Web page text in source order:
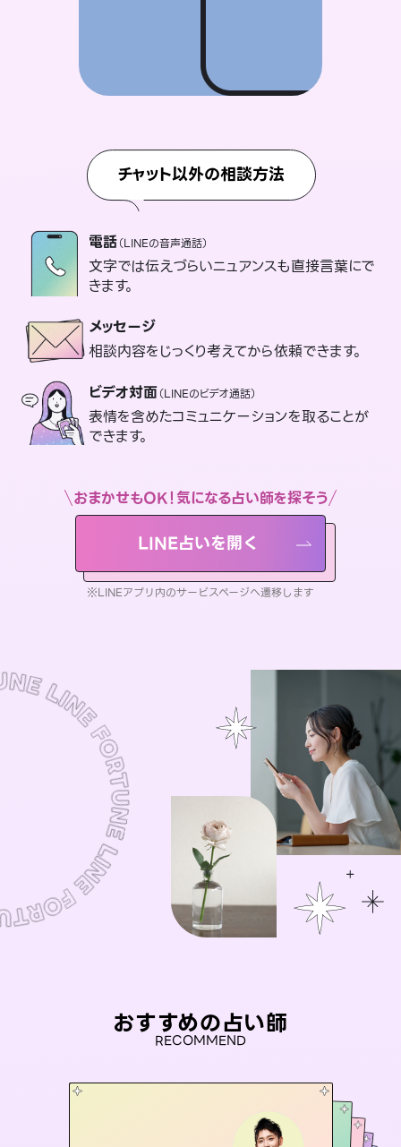
チャット以外の相談方法
電話（LINEの音声通話）
文字では伝えづらいニュアンスも直接言葉にで
きます。
メッセージ
相談内容をじっくり考えてから依頼できます。
ビデオ対面（LINEのビデオ通話）
表情を含めたコミュニケーションを取ることが
できます。
おまかせもOK！気になる占い師を探そう
LINE占いを開く
※LINEアプリ内のサービスページへ遷移します
おすすめの占い師
RECOMMEND